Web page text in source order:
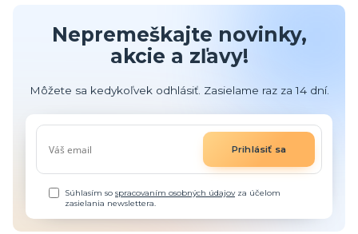
Nepremeškajte novinky,
akcie a zľavy!
Môžete sa kedykoľvek odhlásiť. Zasielame raz za 14 dní.
Prihlásiť sa
Súhlasím sospracovaním osobných údajovza účelom
zasielania newslettera.